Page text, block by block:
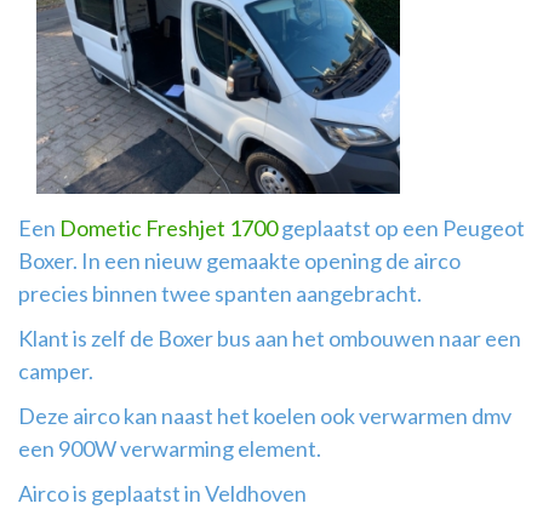
Airco
montage
Een Dometic Freshjet 1700geplaatst op een Peugeot
Boxer. In een nieuw gemaakte opening de airco
precies binnen twee spanten aangebracht.
Klant is zelf de Boxer bus aan het ombouwen naar een
camper.
Deze airco kan naast het koelen ook verwarmen dmv
een 900W verwarming element.
Airco is geplaatst in Veldhoven